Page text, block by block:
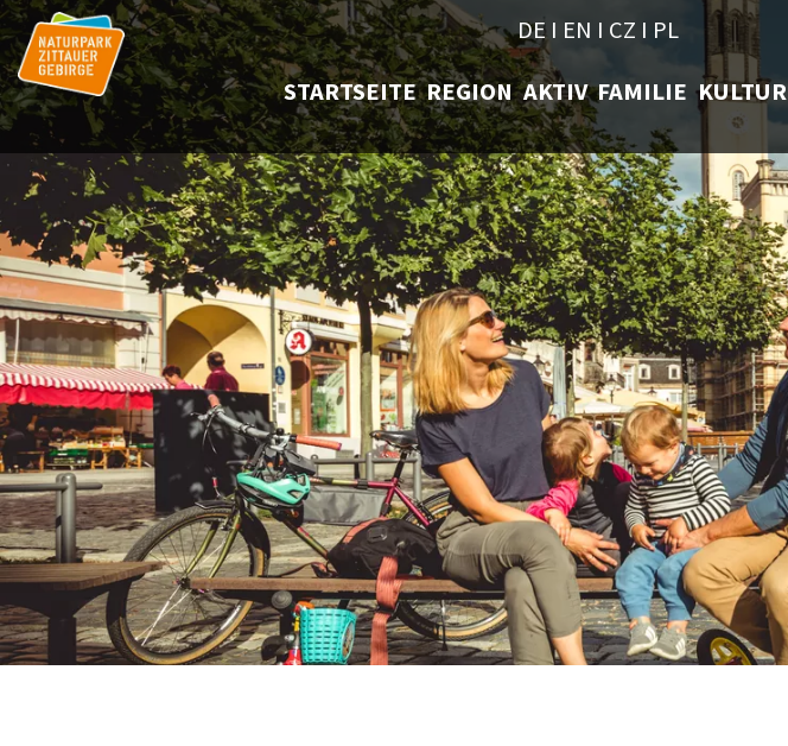
DEI EN I CZ I PL
STARTSEITE REGION AKTIV FAMILIE KULTUR